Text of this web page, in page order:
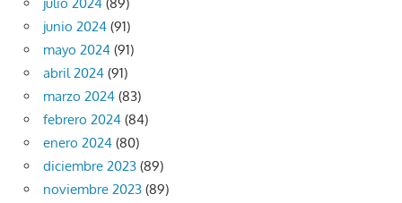
junio 2024 (91)
mayo 2024 (91)
abril 2024 (91)
marzo 2024 (83)
febrero 2024 (84)
enero 2024 (80)
diciembre 2023 (89)
noviembre 2023 (89)